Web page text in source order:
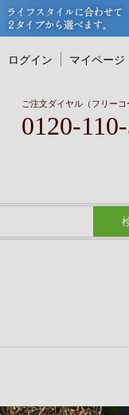
ログイン マイページ
ご注文ダイヤル（フリーコ
0120-